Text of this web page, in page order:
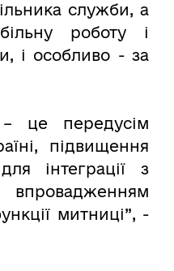
служби, а
роботу і
і особливо - за
це передусім
підвищення
інтеграції з
митниці”, -